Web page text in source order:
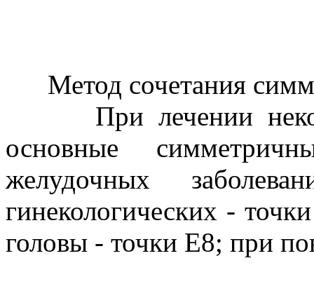
Метод сочетания
При лечении
основные
желудочных
гинекологических -
головы - точки Е8; при